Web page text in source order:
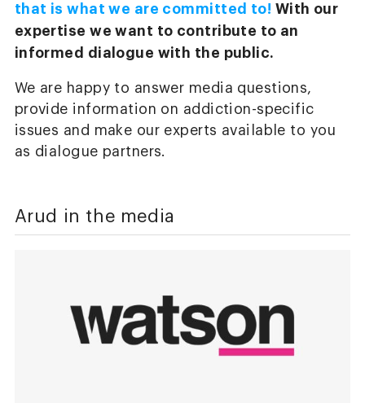
that is what we are committed to! With our
expertise we want to contribute to an
informed dialogue with the public.
We are happy to answer media questions,
provide information on addiction-specific
issues and make our experts available to you
as dialogue partners.
Arud in the media